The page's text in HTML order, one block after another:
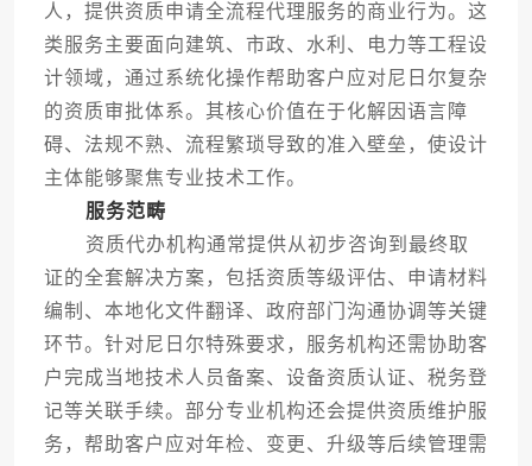
人，提供资质申请全流程代理服务的商业行为。这
类服务主要面向建筑、市政、水利、电力等工程设
计领域，通过系统化操作帮助客户应对尼日尔复杂
的资质审批体系。其核心价值在于化解因语言障
碍、法规不熟、流程繁琐导致的准入壁垒，使设计
主体能够聚焦专业技术工作。
服务范畴
资质代办机构通常提供从初步咨询到最终取
证的全套解决方案，包括资质等级评估、申请材料
编制、本地化文件翻译、政府部门沟通协调等关键
环节。针对尼日尔特殊要求，服务机构还需协助客
户完成当地技术人员备案、设备资质认证、税务登
记等关联手续。部分专业机构还会提供资质维护服
务，帮助客户应对年检、变更、升级等后续管理需